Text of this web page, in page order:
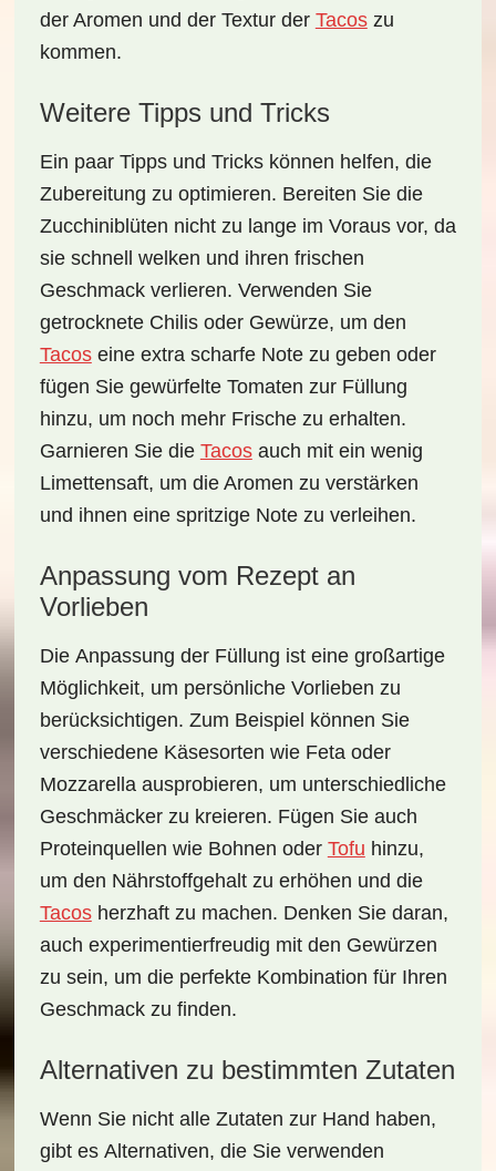
der Aromen und der Textur der Tacoszu
kommen.
Weitere Tipps und Tricks
Ein paar Tipps und Trickskönnen helfen, die
Zubereitung zu optimieren. Bereiten Sie die
Zucchiniblüten nicht zu lange im Voraus vor, da
sie schnell welken und ihren frischen
Geschmack verlieren. Verwenden Sie
getrocknete Chilis oder Gewürze, um den
Tacoseine extra scharfe Note zu geben oder
fügen Sie gewürfelte Tomaten zur Füllung
hinzu, um noch mehr Frische zu erhalten.
Garnieren Sie die Tacosauch mit ein wenig
Limettensaft, um die Aromen zu verstärken
und ihnen eine spritzige Note zu verleihen.
Anpassung vom Rezept an
Vorlieben
Die Anpassung der Füllung ist eine großartige
Möglichkeit, um persönliche Vorlieben zu
berücksichtigen. Zum Beispiel können Sie
verschiedene Käsesorten wie Feta oder
Mozzarella ausprobieren, um unterschiedliche
Geschmäcker zu kreieren. Fügen Sie auch
Proteinquellen wie Bohnen oder Tofu hinzu,
um den Nährstoffgehalt zu erhöhen und die
Tacosherzhaft zu machen. Denken Sie daran,
auch experimentierfreudig mit den Gewürzen
zu sein, um die perfekte Kombination für Ihren
Geschmack zu finden.
Alternativen zu bestimmten Zutaten
Wenn Sie nicht alle Zutaten zur Hand haben,
gibt es Alternativen, die Sie verwenden